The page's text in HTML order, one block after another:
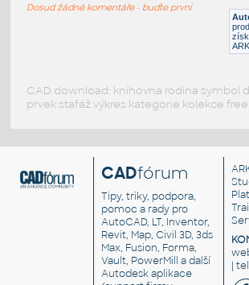
Spojovací součásti
Dosud žádné komentáře - buďte první
CAD download: knihovna rodina symbol
prvek stafáž výkres kategorie kolekce
CADfórum
Tipy, triky, podpora,
pomoc a rady pro
AutoCAD, LT, Inventor,
Revit, Map, Civil 3D, 3ds
Max, Fusion, Forma,
Vault, PowerMill a další
Autodesk aplikace
|